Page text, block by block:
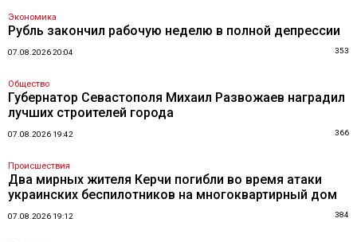
Экономика
Рубль закончил рабочую неделю в полной депрессии
07.08.2026 20:04 353
Общество
Губернатор Севастополя Михаил Развожаев наградил
лучших строителей города
07.08.2026 19:42 366
Происшествия
Два мирных жителя Керчи погибли во время атаки
украинских беспилотников на многоквартирный дом
07.08.2026 19:12 384